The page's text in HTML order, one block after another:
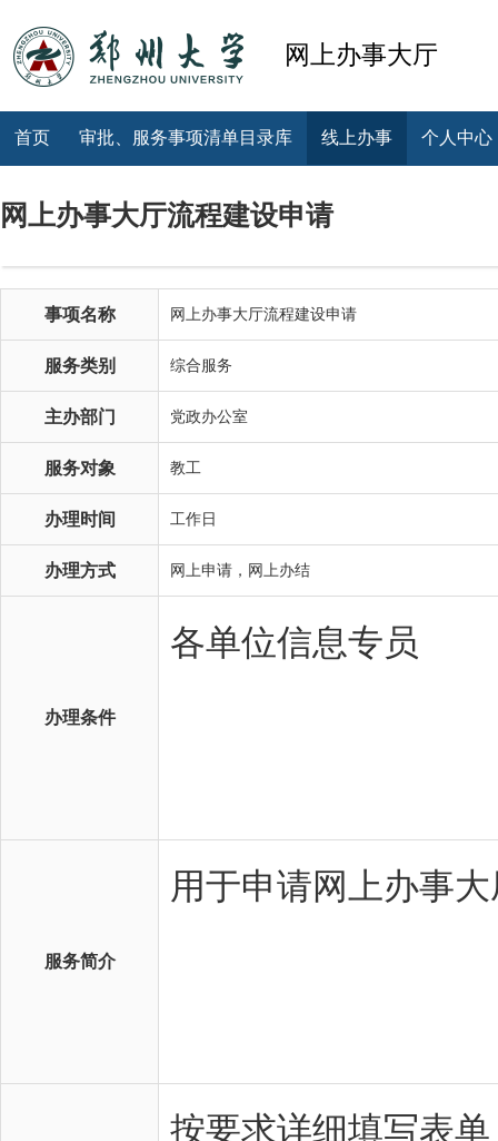
网上办事大厅
首页 审批、服务事项清单目录库 线上办事 个人中心
网上办事大厅流程建设申请
事项名称 网上办事大厅流程建设申请
服务类别 综合服务
主办部门 党政办公室
服务对象 教工
办理时间 工作日
办理方式 网上申请，网上办结
办理条件
服务简介